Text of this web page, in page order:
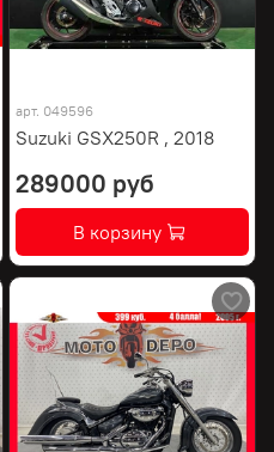
арт. 049596
Suzuki GSX250R , 2018
289000 руб
В корзину